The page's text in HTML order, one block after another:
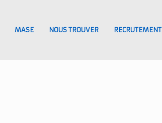
MASE NOUS TROUVER RECRUTEMENT